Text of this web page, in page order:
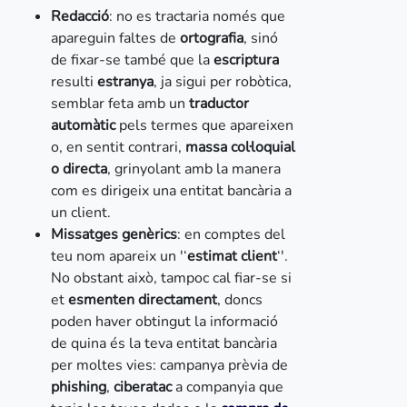
Redacció: no es tractaria només que
apareguin faltes de ortografia, sinó
de fixar-se també que laescriptura
resulti estranya, ja sigui per robòtica,
semblar feta amb un traductor
automàticpels termes que apareixen
o, en sentit contrari, massa col·loquial
o directa, grinyolant amb la manera
com es dirigeix una entitat bancària a
un client.
Missatges genèrics: en comptes del
teu nom apareix un '‘estimat client‘'.
No obstant això, tampoc cal fiar-se si
etesmenten directament, doncs
poden haver obtingut la informació
de quina és la teva entitat bancària
per moltes vies: campanya prèvia de
phishing, ciberataca companyia que